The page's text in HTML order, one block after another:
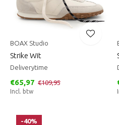
BOAX Studio
Strike Wit
Deliverytime
€65,97 €109,95
Incl. btw
-40%